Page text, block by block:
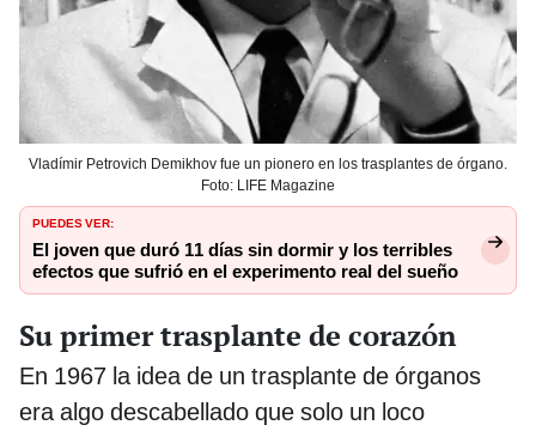
Vladímir Petrovich Demikhov fue un pionero en los trasplantes de órgano.
Foto: LIFE Magazine
PUEDES VER:
El joven que duró 11 días sin dormir y los terribles
efectos que sufrió en el experimento real del sueño
Su primer trasplante de corazón
En 1967 la idea de un trasplante de órganos
era algo descabellado que solo un loco